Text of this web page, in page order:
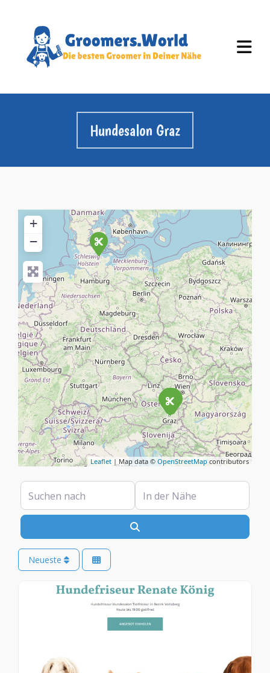
Hundesalon Graz
+
−
Leaflet | Map data © OpenStreetMap contributors
Suchen nach In der Nähe
Neueste